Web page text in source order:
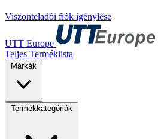
Viszonteladói fiók igénylése
UTT Europe
Teljes Terméklista
Márkák
Termékkategóriák